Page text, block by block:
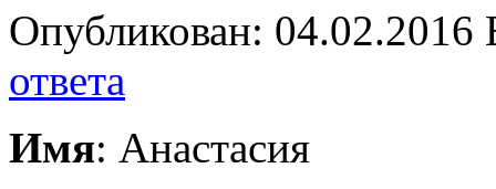
Опубликован:
ответа
Имя: Анастасия